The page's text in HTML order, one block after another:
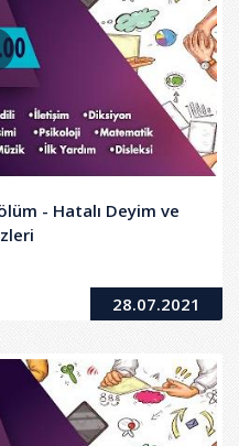
- Hatalı Deyim ve
28.07.2021